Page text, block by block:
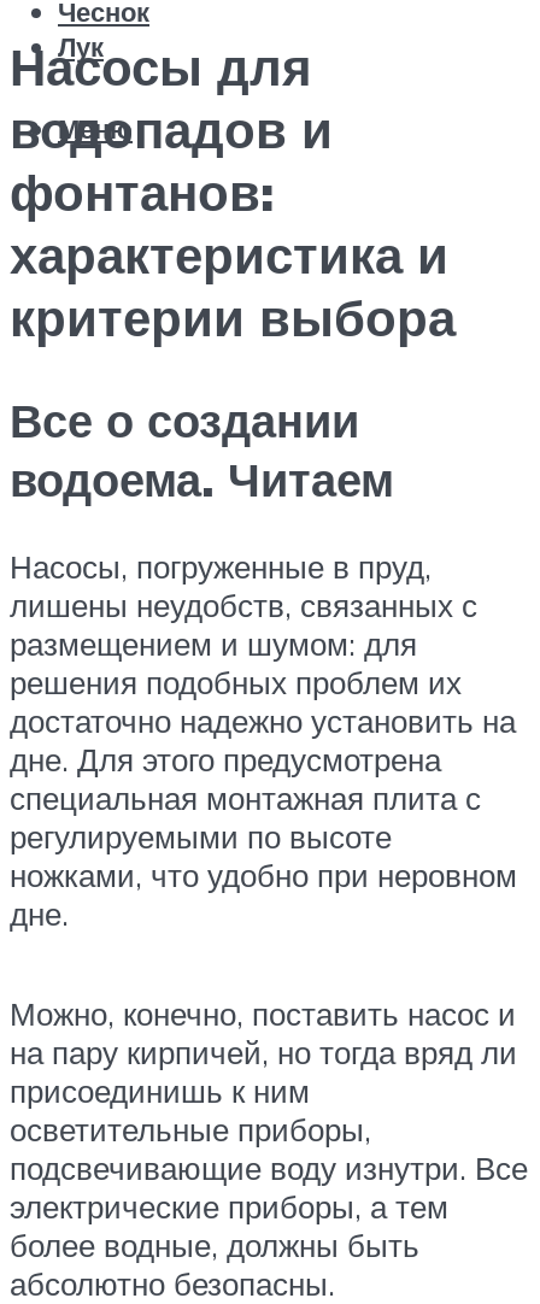
Чеснок
Лук
Меню
Насосы для
водопадов и
фонтанов:
характеристика и
критерии выбора
Все о создании
водоема. Читаем
Насосы, погруженные в пруд,
лишены неудобств, связанных с
размещением и шумом: для
решения подобных проблем их
достаточно надежно установить на
дне. Для этого предусмотрена
специальная монтажная плита с
регулируемыми по высоте
ножками, что удобно при неровном
дне.
Можно, конечно, поставить насос и
на пару кирпичей, но тогда вряд ли
присоединишь к ним
осветительные приборы,
подсвечивающие воду изнутри. Все
электрические приборы, а тем
более водные, должны быть
абсолютно безопасны.